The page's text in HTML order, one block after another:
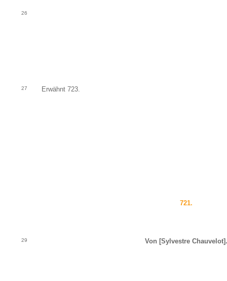
26
27 Erwähnt 723.
721.
29 Von [Sylvestre Chauvelot] .